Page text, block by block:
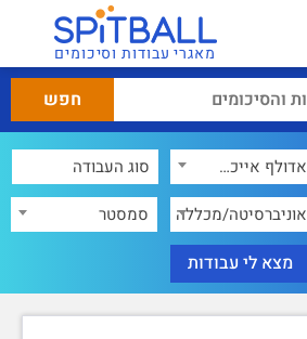
מאגרי עבודות וסיכומים
אדולף אייכמן
אוניברסיטה/מכללה סמסטר